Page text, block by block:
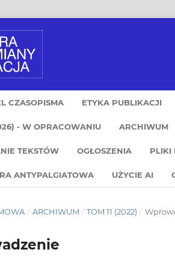
CZASOPISMA ETYKA PUBLIKACJI
- W OPRACOWANIU ARCHIWUM
TEKSTÓW OGŁOSZENIA PLIKI
ANTYPALGIATOWA UŻYCIE AI
/ ARCHIWUM / TOM 11 (2022) /